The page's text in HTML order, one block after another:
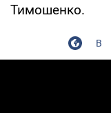
Тимошенко.